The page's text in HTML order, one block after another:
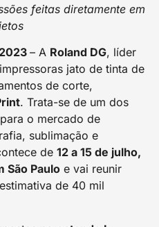
feitas diretamente em
– A Roland DG, líder
jato de tinta de
de corte,
. Trata-se de um dos
o mercado de
sublimação e
de 12 a 15 de julho,
São Paulo e vai reunir
de 40 mil